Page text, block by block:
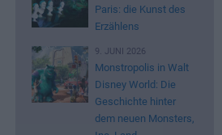
Paris: die Kunst des
Erzählens
9. JUNI 2026
Monstropolis in Walt
Disney World: Die
Geschichte hinter
dem neuen Monsters,